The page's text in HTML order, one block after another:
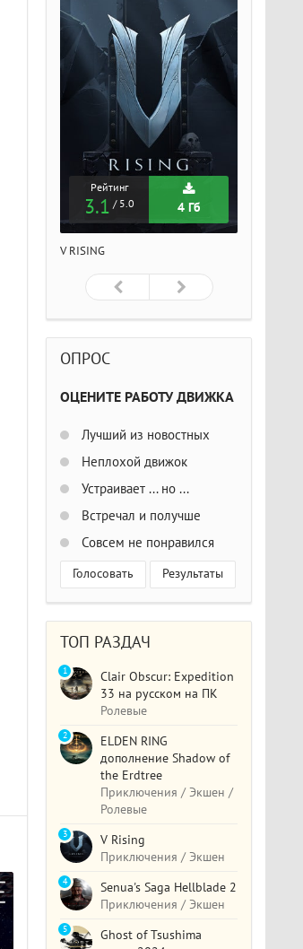
Рейтинг
3.1 / 5.0 4 Гб
V RISING
ОПРОС
ОЦЕНИТЕ РАБОТУ ДВИЖКА
Лучший из новостных
Неплохой движок
Устраивает ... но ...
Встречал и получше
Совсем не понравился
Голосовать Результаты
ТОП РАЗДАЧ
Clair Obscur: Expedition
33 на русском на ПК
Ролевые
1
ELDEN RING
дополнение Shadow of
the Erdtree
Приключения / Экшен /
Ролевые
2
V Rising
Приключения / Экшен
3
Senua's Saga Hellblade 2
Приключения / Экшен
4
Ghost of Tsushima
5